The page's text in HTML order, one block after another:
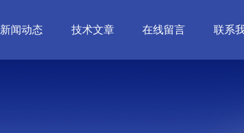
新闻动态 技术文章 在线留言 联系